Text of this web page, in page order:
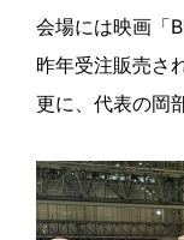
o
o
k
会場には映画「
昨年受注販売さ
更に、代表の岡